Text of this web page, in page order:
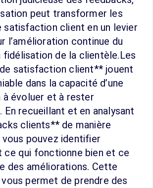
peut transformer les
satisfaction client en un levier
l’amélioration continue du
fidélisation de la clientèle.Les
satisfaction client** jouent
dans la capacité d’une
à évoluer et à rester
recueillant et en analysant
clients** de manière
pouvez identifier
ce qui fonctionne bien et ce
des améliorations. Cette
permet de prendre des